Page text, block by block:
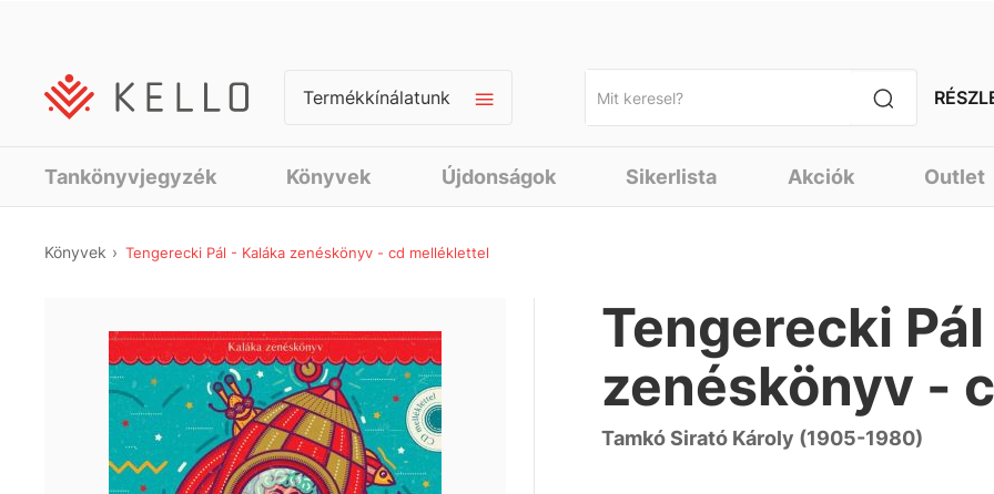
Termékkínálatunk
Tankönyvjegyzék Könyvek Újdonságok Sikerlista Akciók Outlet
Könyvek Tengerecki Pál - Kaláka zenéskönyv - cd melléklettel
Tengerecki
zenéskönyv -
Tamkó Sirató Károly (1905-1980)